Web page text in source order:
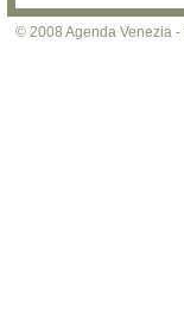
© 2008 Agenda Venezia -